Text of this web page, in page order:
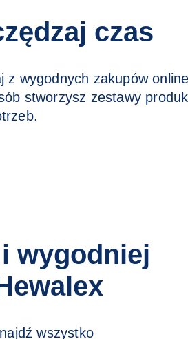
czas
z wygodnych zakupów
stworzysz zestawy
wygodniej
wszystko